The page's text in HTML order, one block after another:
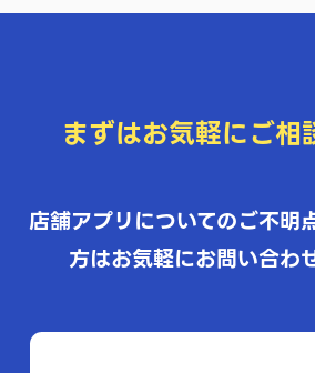
まずはお気軽にご相
店舗アプリについてのご不明
方はお気軽にお問い合わ